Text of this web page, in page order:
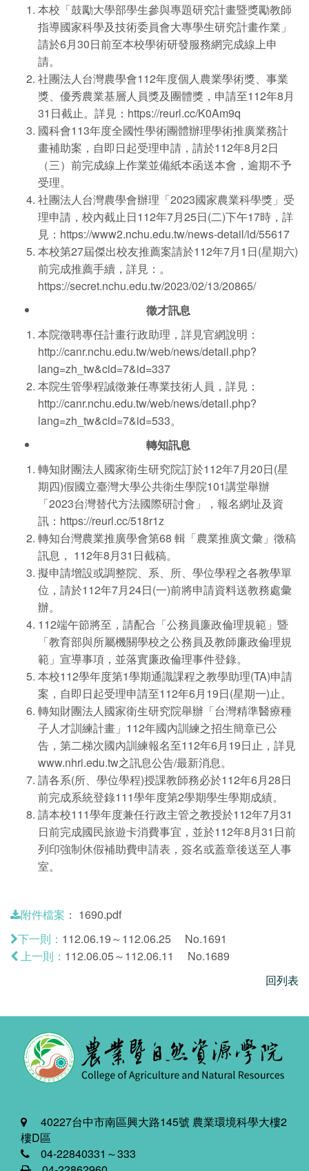
本校「鼓勵大學部學生參與專題研究計畫暨獎勵教師
指導國家科學及技術委員會大專學生研究計畫作業」
請於6月30日前至本校學術研發服務網完成線上申
請。
社團法人台灣農學會112年度個人農業學術獎、事業
獎、優秀農業基層人員獎及團體獎，申請至112年8月
31日截止。詳見： https://reurl.cc/K0Am9q
國科會113年度全國性學術團體辦理學術推廣業務計
畫補助案，自即日起受理申請，請於112年8月2日
（三）前完成線上作業並備紙本函送本會，逾期不予
受理。
社團法人台灣農學會辦理「2023國家農業科學獎」受
理申請，校內截止日112年7月25日(二)下午17時，詳
見：https://www2.nchu.edu.tw/news-detail/id/55617
本校第27屆傑出校友推薦案請於112年7月1日(星期六)
前完成推薦手續，詳見：。
https://secret.nchu.edu.tw/2023/02/13/20865/
徵才訊息
本院徵聘專任計畫行政助理，詳見官網說明：
http://canr.nchu.edu.tw/web/news/detail.php?
lang=zh_tw&cid=7&id=337
本院生管學程誠徵兼任專業技術人員，詳見：
http://canr.nchu.edu.tw/web/news/detail.php?
lang=zh_tw&cid=7&id=533。
轉知訊息
轉知財團法人國家衛生研究院訂於112年7月20日(星
期四)假國立臺灣大學公共衛生學院101講堂舉辦
「2023台灣替代方法國際研討會」，報名網址及資
訊： https://reurl.cc/518r1z
轉知台灣農業推廣學會第68 輯「農業推廣文彙」徵稿
訊息， 112年8月31日截稿。
擬申請增設或調整院、系、所、學位學程之各教學單
位，請於112年7月24日(一)前將申請資料送教務處彙
辦。
112端午節將至，請配合「公務員廉政倫理規範」暨
「教育部與所屬機關學校之公務員及教師廉政倫理規
範」宣導事項，並落實廉政倫理事件登錄。
本校112學年度第1學期通識課程之教學助理(TA)申請
案，自即日起受理申請至112年6月19日(星期一)止。
轉知財團法人國家衛生研究院舉辦「台灣精準醫療種
子人才訓練計畫」112年國內訓練之招生簡章已公
告，第二梯次國內訓練報名至112年6月19日止，詳見
www.nhri.edu.tw之訊息公告/最新消息。
請各系(所、學位學程)授課教師務必於112年6月28日
前完成系統登錄111學年度第2學期學生學期成績。
請本校111學年度兼任行政主管之教授於112年7月31
日前完成國民旅遊卡消費事宜，並於112年8月31日前
列印強制休假補助費申請表，簽名或蓋章後送至人事
室。
附件檔案 ： 1690.pdf
下一則： 112.06.19～112.06.25 No.1691
上一則： 112.06.05～112.06.11 No.1689
回列表
40227台中市南區興大路145號 農業環境科學大樓2
樓D區
04-22840331～333